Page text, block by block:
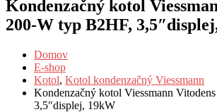
Kondenzačný kotol
200-W typ B2HF,
Domov
E-shop
Kotol, Kotol kondenzačný Viessmann
Kondenzačný kotol Viessmann
3,5″displej, 19kW